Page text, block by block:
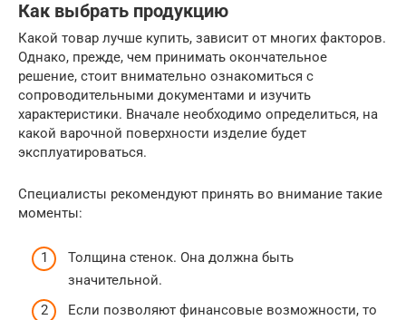
Как выбрать продукцию
Какой товар лучше купить, зависит от многих факторов.
Однако, прежде, чем принимать окончательное
решение, стоит внимательно ознакомиться с
сопроводительными документами и изучить
характеристики. Вначале необходимо определиться, на
какой варочной поверхности изделие будет
эксплуатироваться.
Специалисты рекомендуют принять во внимание такие
моменты:
Толщина стенок. Она должна быть
значительной.
Если позволяют финансовые возможности, то